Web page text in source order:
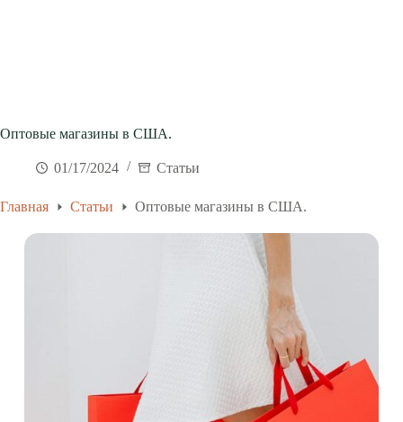
Оптовые магазины в США.
01/17/2024 Статьи
Главная Статьи Оптовые магазины в США.